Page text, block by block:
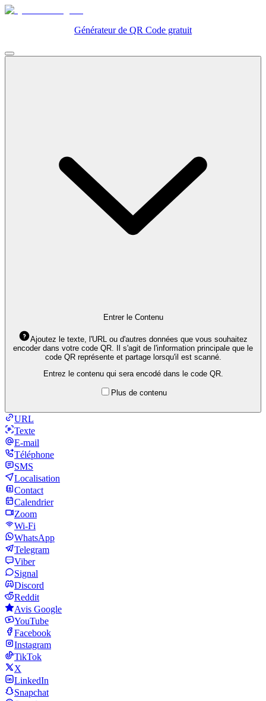
Générateur de QR Code gratuit
Entrer le Contenu
Ajoutez le texte, l'URL ou d'autres données que vous souhaitez
encoder dans votre code QR. Il s'agit de l'information principale que le
code QR représente et partage lorsqu'il est scanné.
Entrez le contenu qui sera encodé dans le code QR.
Plus de contenu
URL
Texte
E-mail
Téléphone
SMS
Localisation
Contact
Calendrier
Zoom
Wi-Fi
WhatsApp
Telegram
Viber
Signal
Discord
Reddit
Avis Google
YouTube
Facebook
Instagram
TikTok
X
LinkedIn
Snapchat